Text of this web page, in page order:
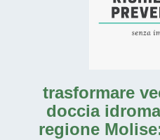
trasformare
doccia
regione